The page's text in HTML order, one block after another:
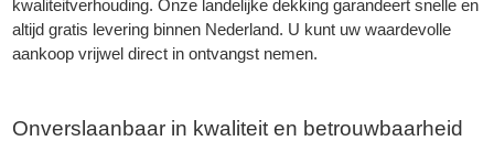
kwaliteitverhouding. Onze landelijke dekking garandeert snelle en
altijd gratis levering binnen Nederland. U kunt uw waardevolle
aankoop vrijwel direct in ontvangst nemen.
Onverslaanbaar in kwaliteit en betrouwbaarheid